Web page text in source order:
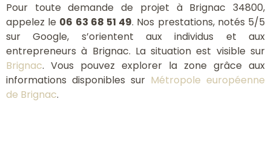
Pour toute demande de projet à Brignac 34800,
appelez le 06 63 68 51 49. Nos prestations, notés 5/5
sur Google, s’orientent aux individus et aux
entrepreneurs à Brignac. La situation est visible sur
Brignac. Vous pouvez explorer la zone grâce aux
informations disponibles sur Métropole européenne
de Brignac.